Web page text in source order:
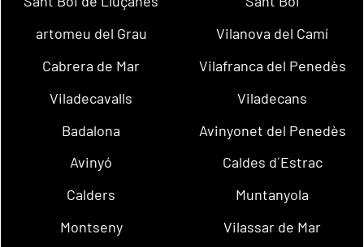
artomeu del Grau
Vilanova del Camí
Cabrera de Mar
Vilafranca del Penedès
Viladecavalls
Viladecans
Badalona
Avinyonet del Penedès
Avinyó
Caldes d´Estrac
Calders
Muntanyola
Montseny
Vilassar de Mar